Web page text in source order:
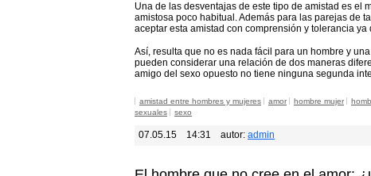
Una de las desventajas de este tipo de amistad es el
amistosa poco habitual. Además para las parejas de
aceptar esta amistad con comprensión y tolerancia
Así, resulta que no es nada fácil para un hombre y
pueden considerar una relación de dos maneras
amigo del sexo opuesto no tiene ninguna segunda
amistad entre hombres y mujeres amor hombre mujer
sexuales
sexo
07.05.15 14:31 autor: admin